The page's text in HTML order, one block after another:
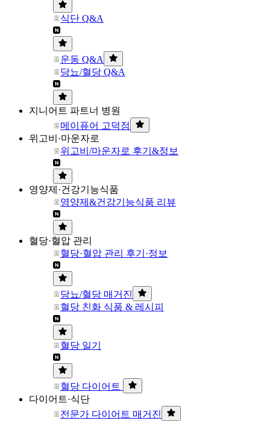
식단 Q&A
운동 Q&A
당뇨/혈당 Q&A
지니어트 파트너 병원
메이퓨어 고덕점
위고비·마운자로
위고비/마운자로 후기&정보
영양제·건강기능식품
영양제&건강기능식품 리뷰
혈당·혈압 관리
혈당·혈압 관리 후기·정보
당뇨/혈당 매거진
혈당 친화 식품 & 레시피
혈당 일기
혈당 다이어트
다이어트·식단
전문가 다이어트 매거진